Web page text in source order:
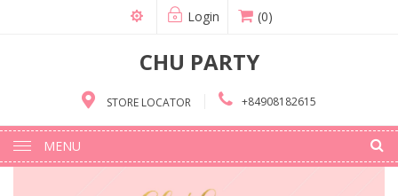
Login (0)
CHU PARTY
STORE LOCATOR +84908182615
MENU